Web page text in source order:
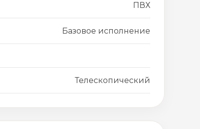
ПВХ
Базовое исполнение
Телескопический